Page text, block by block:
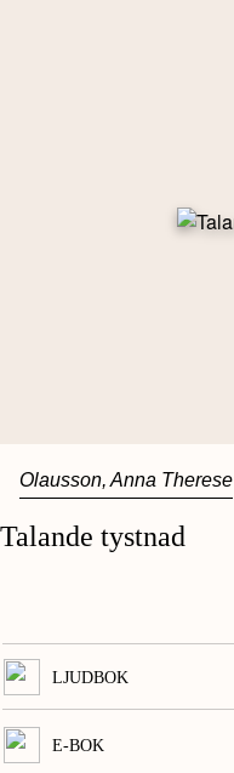
Olausson, Anna Therese
Talande tystnad
LJUDBOK
E-BOK